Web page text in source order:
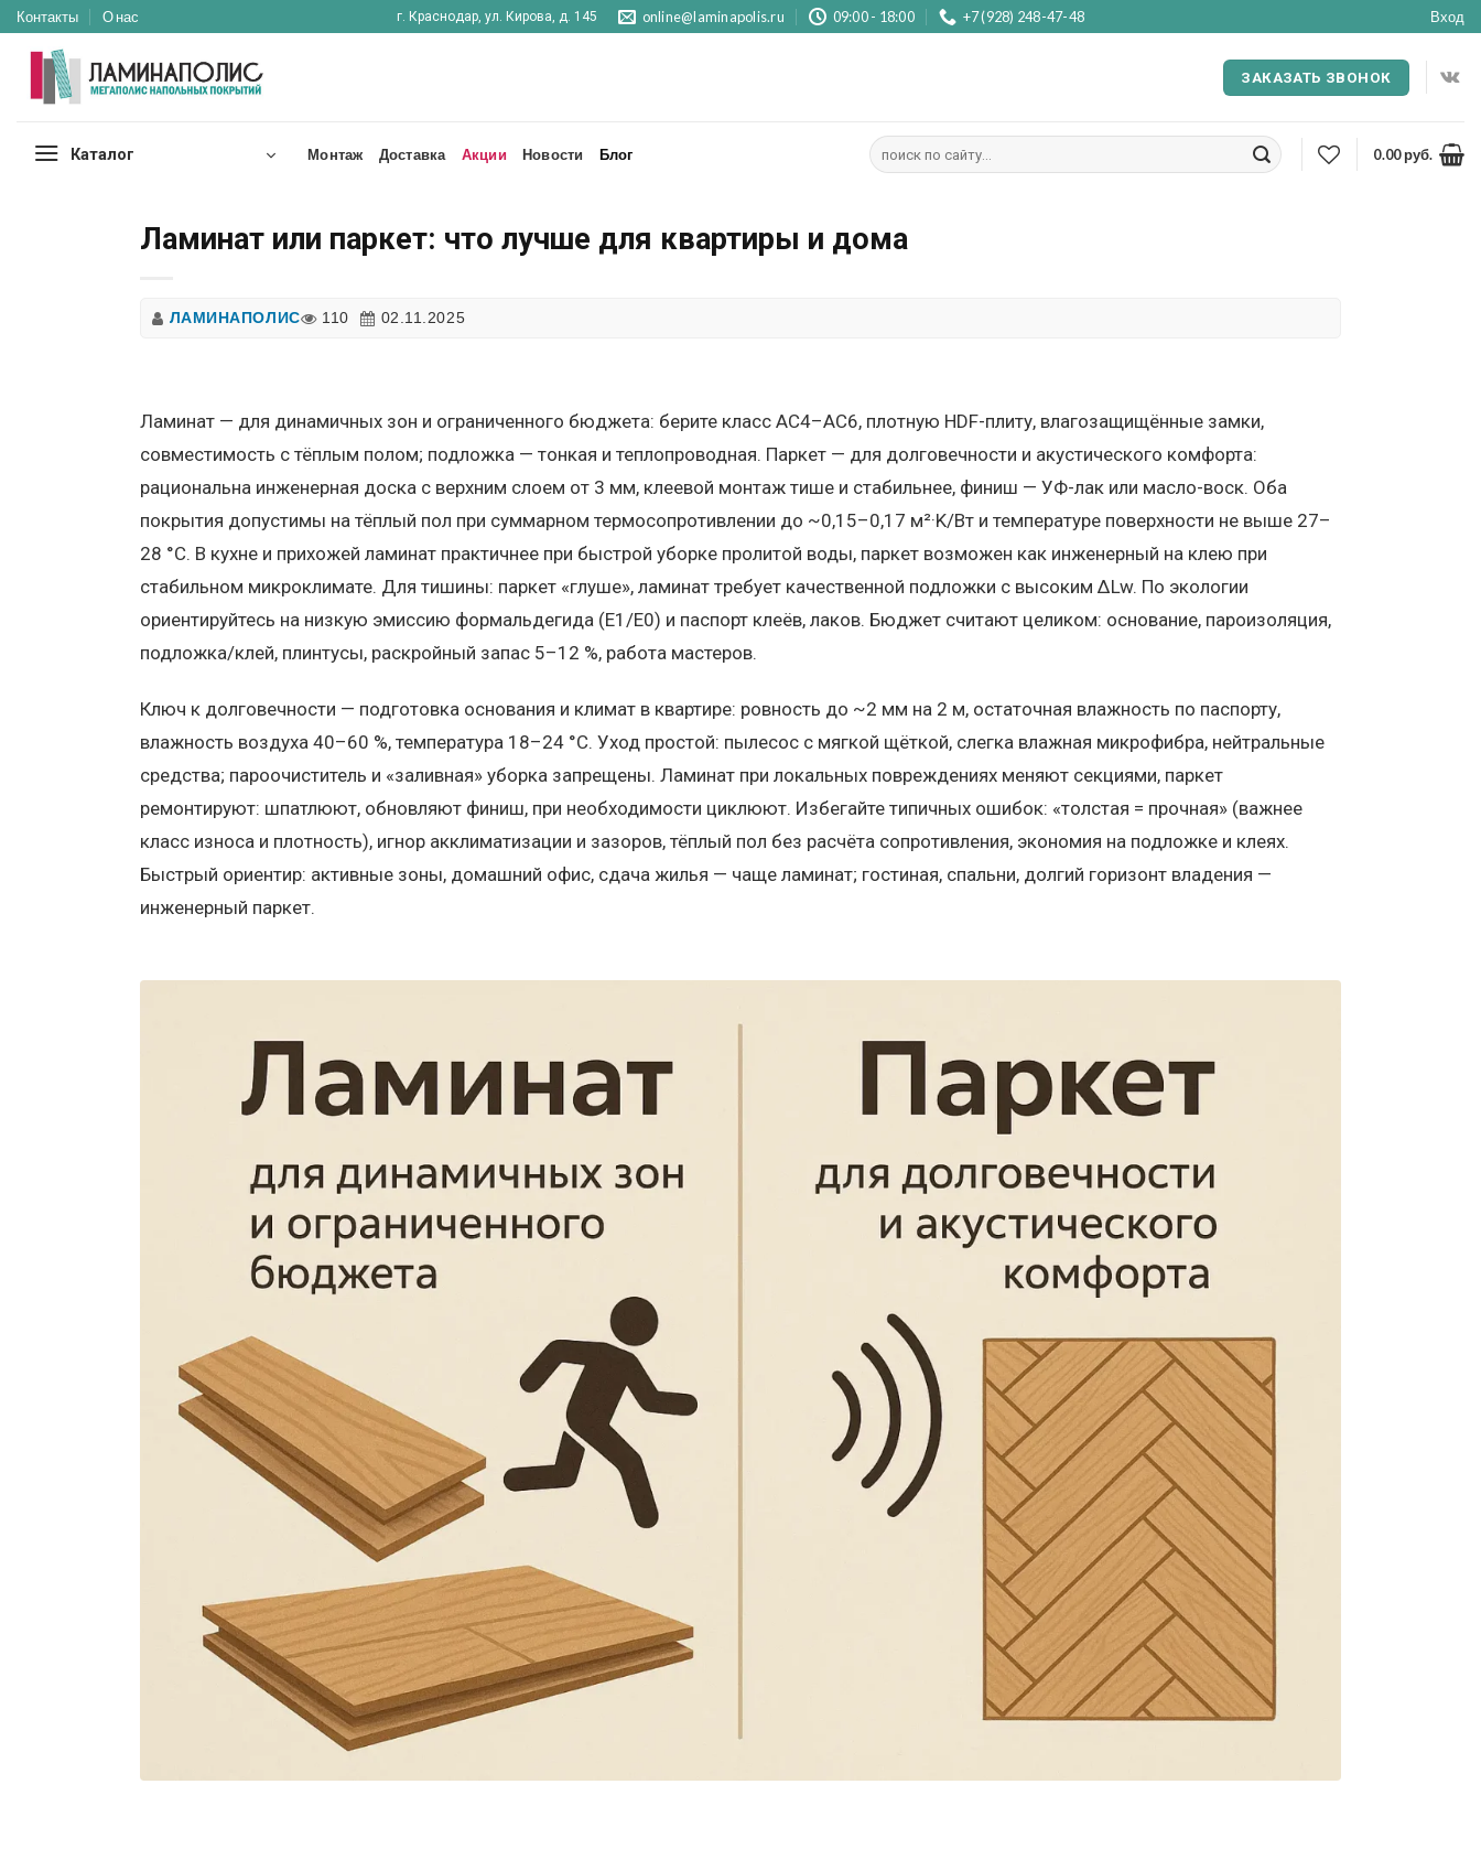
Skip
to
content
Контакты О нас г. Краснодар, ул. Кирова, д. 145 online@laminapolis.ru 09:00 - 18:00 +7 (928) 248-47-48 Вход
ЗАКАЗАТЬ ЗВОНОК
Каталог Монтаж Доставка Акции Новости Блог
Искать:
0.00руб.
Ламинат или паркет: что лучше для квартиры и дома
ЛАМИНАПОЛИС 110 02.11.2025
Ламинат — для динамичных зон и ограниченного бюджета: берите класс AC4–AC6, плотную HDF-плиту, влагозащищённые замки,
совместимость с тёплым полом; подложка — тонкая и теплопроводная. Паркет — для долговечности и акустического комфорта:
рациональна инженерная доска с верхним слоем от 3 мм, клеевой монтаж тише и стабильнее, финиш — УФ-лак или масло-воск. Оба
покрытия допустимы на тёплый пол при суммарном термосопротивлении до ~0,15–0,17 м²·K/Вт и температуре поверхности не выше 27–
28 °C. В кухне и прихожей ламинат практичнее при быстрой уборке пролитой воды, паркет возможен как инженерный на клею при
стабильном микроклимате. Для тишины: паркет «глуше», ламинат требует качественной подложки с высоким ∆Lw. По экологии
ориентируйтесь на низкую эмиссию формальдегида (E1/E0) и паспорт клеёв, лаков. Бюджет считают целиком: основание, пароизоляция,
подложка/клей, плинтусы, раскройный запас 5–12 %, работа мастеров.
Ключ к долговечности — подготовка основания и климат в квартире: ровность до ~2 мм на 2 м, остаточная влажность по паспорту,
влажность воздуха 40–60 %, температура 18–24 °C. Уход простой: пылесос с мягкой щёткой, слегка влажная микрофибра, нейтральные
средства; пароочиститель и «заливная» уборка запрещены. Ламинат при локальных повреждениях меняют секциями, паркет
ремонтируют: шпатлюют, обновляют финиш, при необходимости циклюют. Избегайте типичных ошибок: «толстая = прочная» (важнее
класс износа и плотность), игнор акклиматизации и зазоров, тёплый пол без расчёта сопротивления, экономия на подложке и клеях.
Быстрый ориентир: активные зоны, домашний офис, сдача жилья — чаще ламинат; гостиная, спальни, долгий горизонт владения —
инженерный паркет.